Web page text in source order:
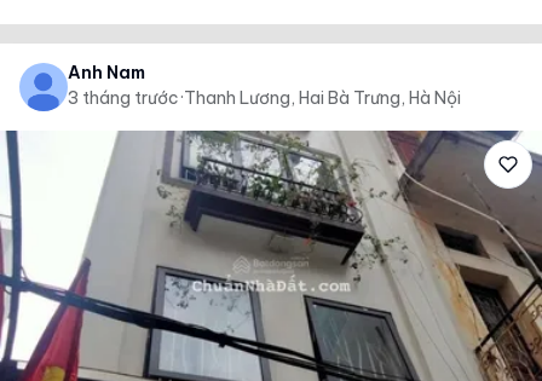
Anh Nam
3 tháng trước·Thanh Lương, Hai Bà Trưng, Hà Nội